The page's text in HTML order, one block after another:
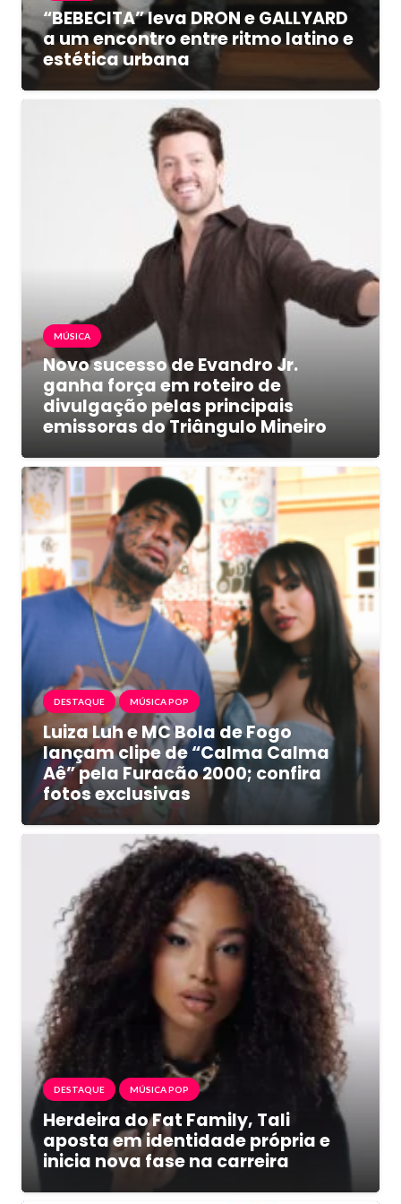
“BEBECITA” leva DRON e GALLYARD
a um encontro entre ritmo latino e
estética urbana
MÚSICA
Novo sucesso de Evandro Jr.
ganha força em roteiro de
divulgação pelas principais
emissoras do Triângulo Mineiro
DESTAQUE MÚSICA POP
Luiza Luh e MC Bola de Fogo
lançam clipe de “Calma Calma
Aê” pela Furacão 2000; confira
fotos exclusivas
DESTAQUE MÚSICA POP
Herdeira do Fat Family, Tali
aposta em identidade própria e
inicia nova fase na carreira